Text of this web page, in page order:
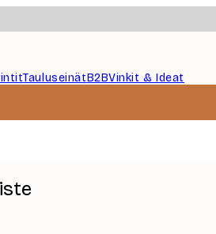
TauluseinätB2BVinkit & Ideat